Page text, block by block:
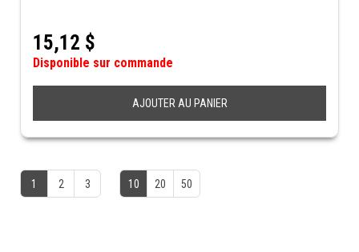
15,12 $
Disponible sur commande
AJOUTER AU PANIER
1 2 3 10 20 50